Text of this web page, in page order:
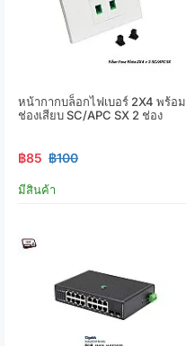
หน้ากากบล็อกไฟเบอร์ 2X4 พร้อม
ช่องเสียบ SC/APC SX 2 ช่อง
฿85 ฿100
มีสินค้า